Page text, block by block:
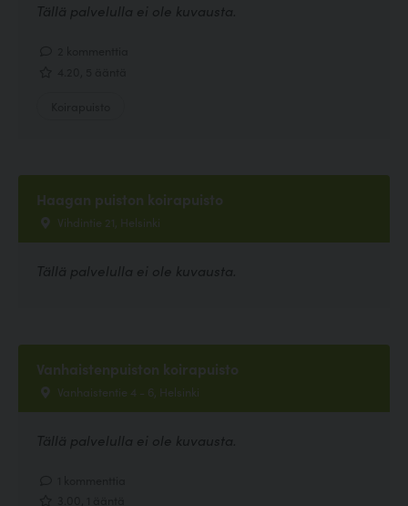
Tällä palvelulla ei ole kuvausta.
Haagan puiston koirapuisto
Vihdintie 21, Helsinki
Tällä palvelulla ei ole kuvausta.
Vanhaistenpuiston koirapuisto
Vanhaistentie 4 - 6, Helsinki
Tällä palvelulla ei ole kuvausta.